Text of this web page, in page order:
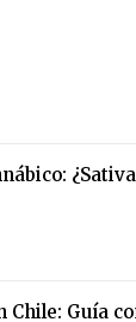
Chile: Guía